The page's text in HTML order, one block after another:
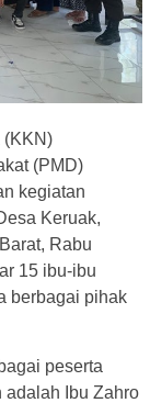
(KKN)
(PMD)
kegiatan
Keruak,
Rabu
15 ibu-ibu
berbagai pihak
peserta
adalah Ibu Zahro